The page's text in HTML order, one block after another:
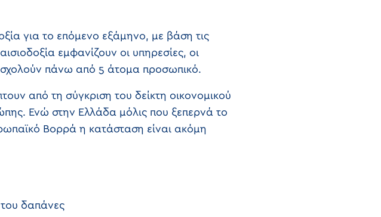
για το επόμενο εξάμηνο, με βάση τις
εμφανίζουν οι υπηρεσίες, οι
πάνω από 5 άτομα προσωπικό.
από τη σύγκριση του δείκτη οικονομικού
Ενώ στην Ελλάδα μόλις που ξεπερνά το
Βορρά η κατάσταση είναι ακόμη
του δαπάνες